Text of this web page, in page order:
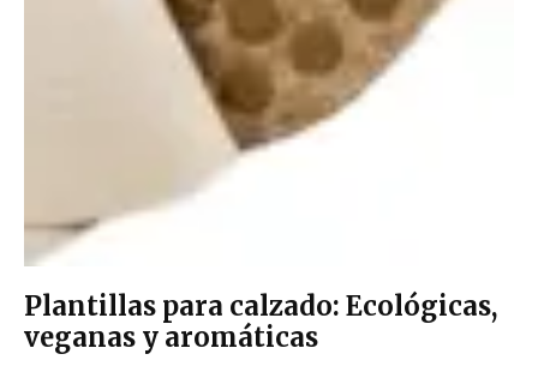
Plantillas para calzado: Ecológicas,
veganas y aromáticas